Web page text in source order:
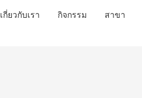
เกี่ยวกับเรา กิจกรรม สาขา